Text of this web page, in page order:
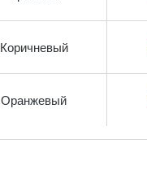
Коричневый
Оранжевый